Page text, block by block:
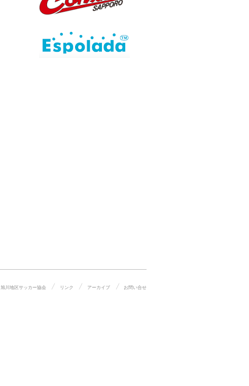
旭川地区サッカー協会 リンク アーカイブ お問い合せ